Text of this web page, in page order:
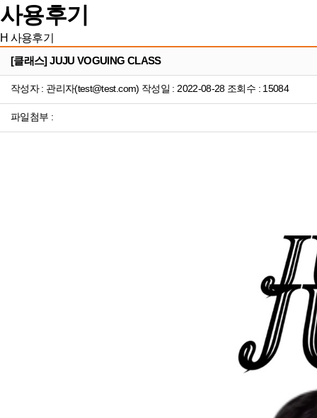
사용후기
H 사용후기
[클래스] JUJU VOGUING CLASS
작성자 : 관리자(test@test.com) 작성일 : 2022-08-28 조회수 : 15084
파일첨부 :